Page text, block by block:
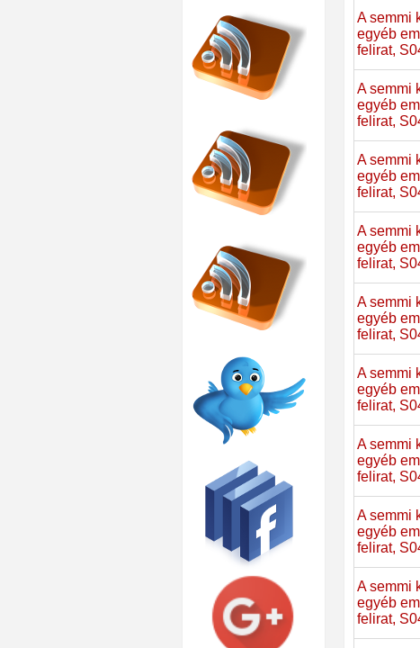
A semmi
egyéb
felirat,
A semmi
egyéb
felirat,
A semmi
egyéb
felirat,
A semmi
egyéb
felirat,
A semmi
egyéb
felirat,
A semmi
egyéb
felirat,
A semmi
egyéb
felirat,
A semmi
egyéb
felirat,
A semmi
egyéb
felirat,